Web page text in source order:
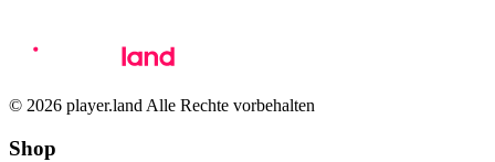
© 2026 player.land Alle Rechte vorbehalten
Shop